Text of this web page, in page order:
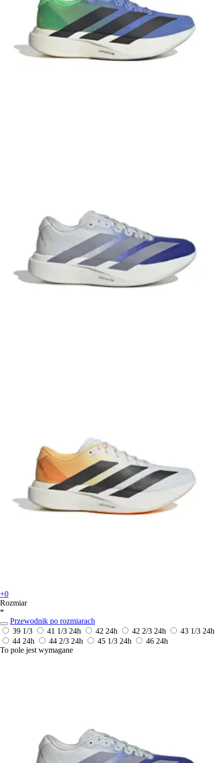
+0
Rozmiar
*
Przewodnik po rozmiarach
39 1/3
41 1/3 24h 42 24h 42 2/3 24h 43 1/3 24h
44 24h 44 2/3 24h 45 1/3 24h 46 24h
To pole jest wymagane